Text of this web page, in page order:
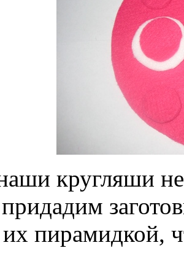
кругляши
пирамидкой,